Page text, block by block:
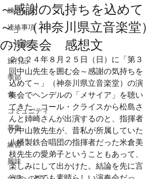
練習日誌
連絡事項
ご挨拶
旅行記
季節
食
コミュニティ
募集
練習
興味
～感謝の気持ちを込めて
～」（神奈川県立音楽堂）
の演奏会 感想文
２０２４年８月２５日（日）に「第３
回中山先生を囲む会～感謝の気持ちを
込めて～」（神奈川県立音楽堂）の演
奏会でヘンデルの「メサイア」を聴い
てきた。コール・クライスから松島さ
んと姉崎さんが出演するのと、指揮者
の中山敦先生が、昔私が所属していた
八幡製鉄合唱団の指揮者だった米倉美
枝先生の愛弟子ということもあって、
楽しみにして出かけた。結論を先に言